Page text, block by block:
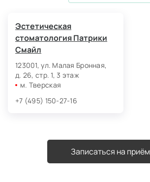
Эстетическая
стоматология Патрики
Смайл
123001, ул. Малая Бронная,
д. 26, стр. 1, 3 этаж
м. Тверская
+7 (495) 150-27-16
Записаться на приём